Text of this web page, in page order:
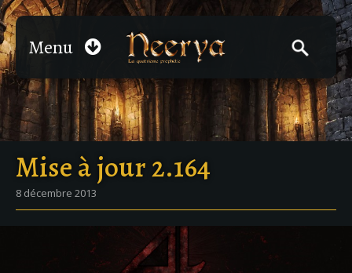
Menu
Mise à jour 2.164
8 décembre 2013